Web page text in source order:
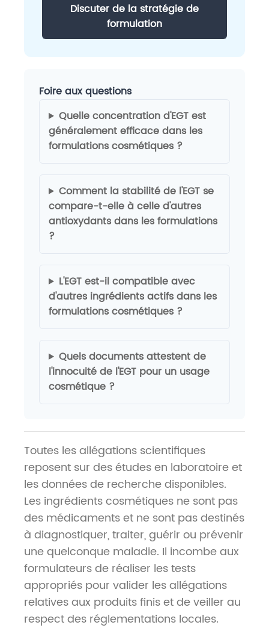
Discuter de la stratégie de
formulation
Foire aux questions
Quelle concentration d'EGT est
généralement efficace dans les
formulations cosmétiques ?
Comment la stabilité de l'EGT se
compare-t-elle à celle d'autres
antioxydants dans les formulations
?
L'EGT est-il compatible avec
d'autres ingrédients actifs dans les
formulations cosmétiques ?
Quels documents attestent de
l'innocuité de l'EGT pour un usage
cosmétique ?
Toutes les allégations scientifiques
reposent sur des études en laboratoire et
les données de recherche disponibles.
Les ingrédients cosmétiques ne sont pas
des médicaments et ne sont pas destinés
à diagnostiquer, traiter, guérir ou prévenir
une quelconque maladie. Il incombe aux
formulateurs de réaliser les tests
appropriés pour valider les allégations
relatives aux produits finis et de veiller au
respect des réglementations locales.